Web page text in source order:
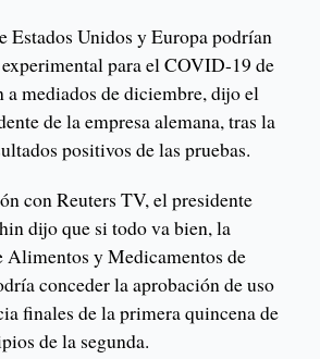
Estados Unidos y Europa podrían
para el COVID-19 de
mediados de diciembre, dijo el
de la empresa alemana, tras la
positivos de las pruebas.
con Reuters TV, el presidente
dijo que si todo va bien, la
y Medicamentos de
conceder la aprobación de uso
finales de la primera quincena de
de la segunda.